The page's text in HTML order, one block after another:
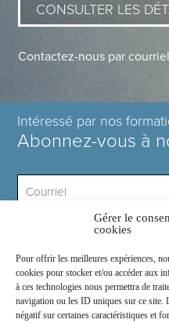
Gérer le
cookies
Pour offrir les meilleures expériences,
cookies pour stocker et/ou accéder aux
à ces technologies nous permettra de
navigation ou les ID uniques sur ce site.
négatif sur certaines caractéristiques et
CONSULTER LES
Contactez-nous par
Intéressé par nos
Abonnez-vous à